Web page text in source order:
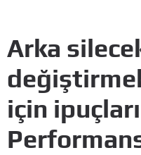
Arka silecek
için ipuçları